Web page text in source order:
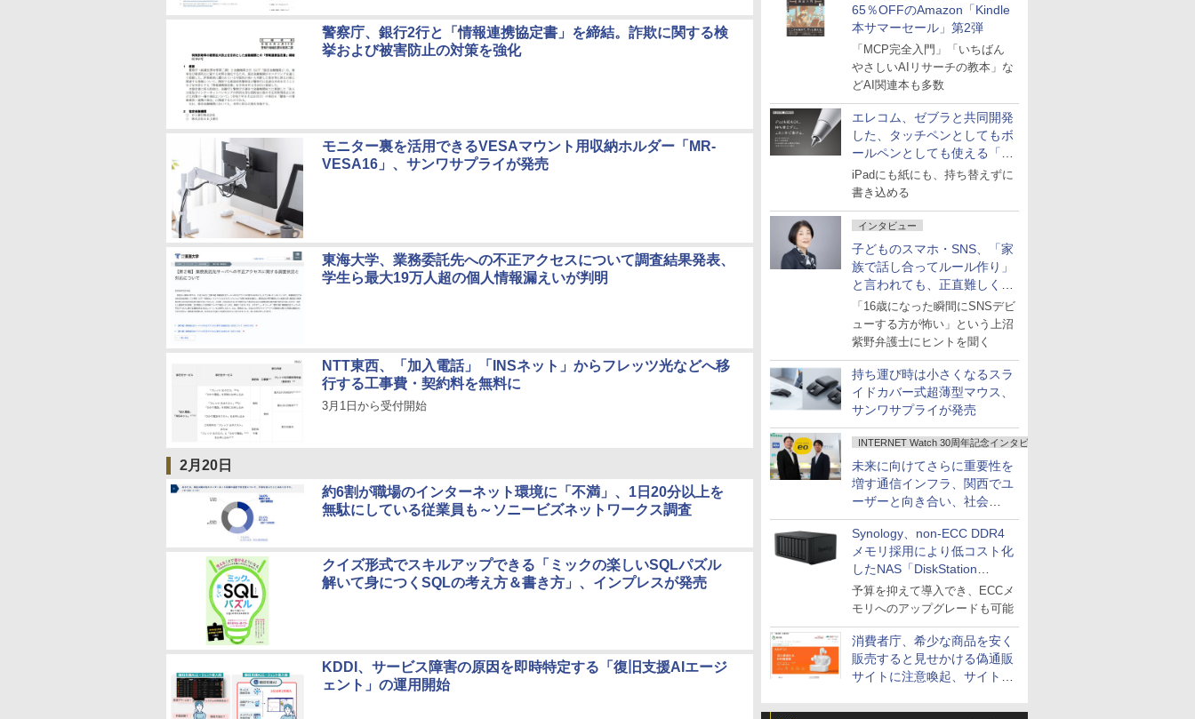
65％OFFのAmazon「Kindle
本サマーセール」第2弾
「MCP完全入門」「いちばん
やさしいAIリサーチの教本」な
どAI関連本も多数
エレコム、ゼブラと共同開発
した、タッチペンとしてもボ
ールペンとしても使える「ス
タイラスツーウェイ」発売
iPadにも紙にも、持ち替えずに
書き込める
インタビュー
子どものスマホ・SNS、「家
族で話し合ってルール作り」
と言われても、正直難しくな
いですか？
「16歳になった瞬間にSNSデビ
ューする方が怖い」という上沼
紫野弁護士にヒントを聞く
持ち運び時は小さくなるスラ
イドカバー式超薄型マウス、
サンワサプライが発売
INTERNET Watch 30周年記念インタビュー
未来に向けてさらに重要性を
増す通信インフラ、関西でユ
ーザーと向き合い、社会
の“あたらしい”を起動し続け
る～オプテージ
Synology、non-ECC DDR4
メモリ採用により低コスト化
したNAS「DiskStation
neo+」シリーズ
予算を抑えて導入でき、ECCメ
モリへのアップグレードも可能
消費者庁、希少な商品を安く
販売すると見せかける偽通販
サイトに注意喚起、サイト名
警察庁、銀行2行と「情報連携協定書」を締結。詐欺に関する検
挙および被害防止の対策を強化
モニター裏を活用できるVESAマウント用収納ホルダー「MR-
VESA16」、サンワサプライが発売
東海大学、業務委託先への不正アクセスについて調査結果発表、
学生ら最大19万人超の個人情報漏えいが判明
NTT東西、「加入電話」「INSネット」からフレッツ光などへ移
行する工事費・契約料を無料に
3月1日から受付開始
2月20日
約6割が職場のインターネット環境に「不満」、1日20分以上を
無駄にしている従業員も～ソニービズネットワークス調査
クイズ形式でスキルアップできる「ミックの楽しいSQLパズル
解いて身につくSQLの考え方＆書き方」、インプレスが発売
KDDI、サービス障害の原因を即時特定する「復旧支援AIエージ
ェント」の運用開始